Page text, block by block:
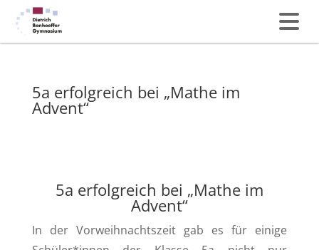
5a erfolgreich bei „Mathe im
Advent“
5a erfolgreich bei „Mathe im
Advent“
In der Vorweihnachtszeit gab es für einige